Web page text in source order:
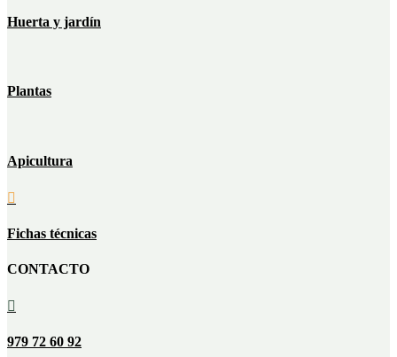
Huerta y jardín
Plantas
Apicultura

Fichas técnicas
CONTACTO

979 72 60 92